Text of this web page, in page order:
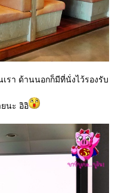
รา ด้านนอกก็มีที่นั่งไว้รองรับ
นะ อิอิ